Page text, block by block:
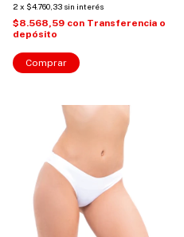
2 x $4.760,33 sin interés
$8.568,59 con Transferencia o
depósito
Comprar